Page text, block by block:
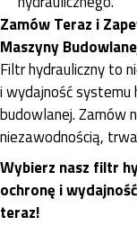
Zamów Teraz i
Maszyny
Filtr hydrauliczny to
i wydajność systemu
budowlanej. Zamów
niezawodnością,
Wybierz nasz filtr
ochronę i
teraz!